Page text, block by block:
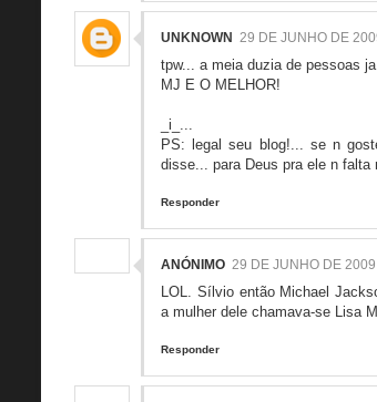
UNKNOWN 29 DE JUNHO DE
tpw... a meia duzia de pessoas
MJ E O MELHOR!
_i_...
PS: legal seu blog!... se n
disse... para Deus pra ele n falta
Responder
ANÓNIMO 29 DE JUNHO DE
LOL. Sílvio então Michael
a mulher dele chamava-se Lisa
Responder